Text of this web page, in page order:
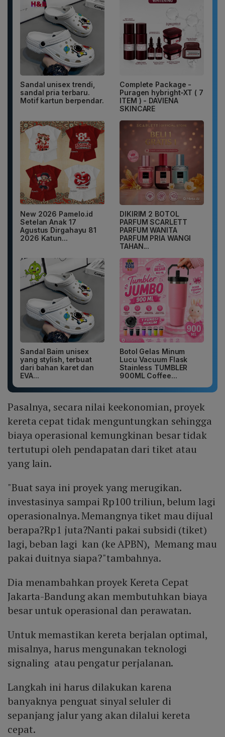
Sandal unisex trendi,
sandal pria terbaru.
Motif kartun berpendar.
Complete Package -
Puragen hybright-XT ( 7
ITEM ) - DAVIENA
SKINCARE
New 2026 Pamelo.id
Setelan Anak 17
Agustus Dirgahayu 81
2026 Katun...
DIKIRIM 2 BOTOL
PARFUM SCARLETT
PARFUM WANITA
PARFUM PRIA WANGI
TAHAN...
Sandal Baim unisex
yang stylish, terbuat
dari bahan karet dan
EVA...
Botol Gelas Minum
Lucu Vacuum Flask
Stainless TUMBLER
900ML Coffee...
Pasalnya, secara nilai keekonomian, proyek
kereta cepat tidak menguntungkan sehingga
biaya operasional kemungkinan besar tidak
tertutupi oleh pendapatan dari tiket atau
yang lain.
"Buat saya ini proyek yang merugikan.
investasinya sampai Rp100 triliun, belum lagi
operasionalnya. Memangnya tiket mau dijual
berapa?Rp1 juta?Nanti pakai subsidi (tiket)
lagi, beban lagi kan (ke APBN), Memang mau
pakai duitnya siapa?"tambahnya.
Dia menambahkan proyek Kereta Cepat
Jakarta-Bandung akan membutuhkan biaya
besar untuk operasional dan perawatan.
Untuk memastikan kereta berjalan optimal,
misalnya, harus mengunakan teknologi
signaling atau pengatur perjalanan.
Langkah ini harus dilakukan karena
banyaknya penguat sinyal seluler di
sepanjang jalur yang akan dilalui kereta
cepat.